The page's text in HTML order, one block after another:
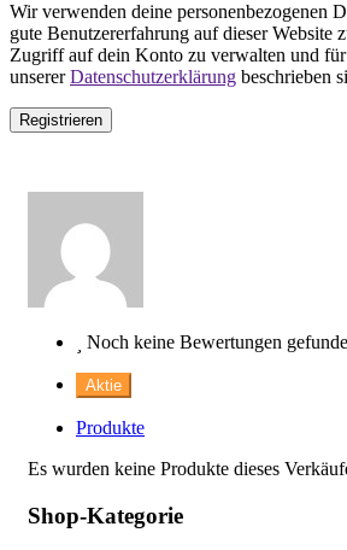
Wir verwenden deine personenbezogenen
gute Benutzererfahrung auf dieser Website
Zugriff auf dein Konto zu verwalten und
unsererDatenschutzerklärung beschrieben
Registrieren
Noch keine Bewertungen
Aktie
Produkte
Es wurden keine Produkte dieses
Shop-Kategorie